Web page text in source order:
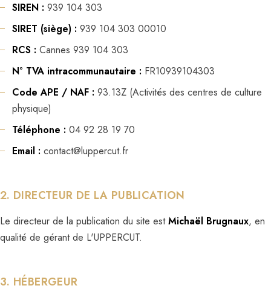
SIREN : 939 104 303
SIRET (siège) : 939 104 303 00010
RCS : Cannes 939 104 303
N° TVA intracommunautaire : FR10939104303
Code APE / NAF : 93.13Z (Activités des centres de culture
physique)
Téléphone : 04 92 28 19 70
Email : contact@luppercut.fr
2. DIRECTEUR DE LA PUBLICATION
Le directeur de la publication du site est Michaël Brugnaux, en
qualité de gérant de L'UPPERCUT.
3. HÉBERGEUR